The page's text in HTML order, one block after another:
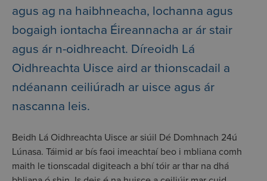
agus ag na haibhneacha, lochanna agus
bogaigh iontacha Éireannacha ar ár stair
agus ár n-oidhreacht. Díreoidh Lá
Oidhreachta Uisce aird ar thionscadail a
ndéanann ceiliúradh ar uisce agus ár
nascanna leis.
Beidh Lá Oidhreachta Uisce ar siúil Dé Domhnach 24ú
Lúnasa. Táimid ar bís faoi imeachtaí beo i mbliana comh
maith le tionscadal digiteach a bhí tóir ar thar na dhá